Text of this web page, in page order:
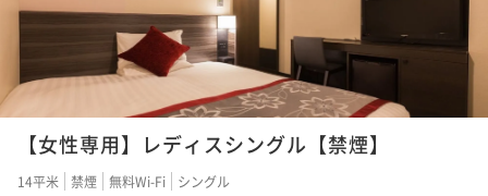
¥ 11,183 ~
スタンダードシングルに2名で宿泊★専用プラン（素泊
り）
【女性専用】レディスシングル【禁煙】
14平米 禁煙 無料Wi-Fi シングル